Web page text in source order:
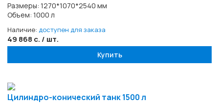
Размеры: 1270*1070*2540 мм
Объем: 1000 л
Наличие: доступен для заказа
49 868 с. / шт.
Купить
Цилиндро-конический танк 1500 л